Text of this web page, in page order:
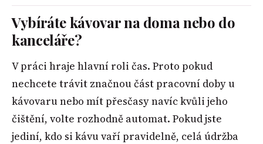
Vybíráte kávovar na doma nebo do
kanceláře?
V práci hraje hlavní roli čas. Proto pokud
nechcete trávit značnou část pracovní doby u
kávovaru nebo mít přesčasy navíc kvůli jeho
čištění, volte rozhodně automat. Pokud jste
jediní, kdo si kávu vaří pravidelně, celá údržba